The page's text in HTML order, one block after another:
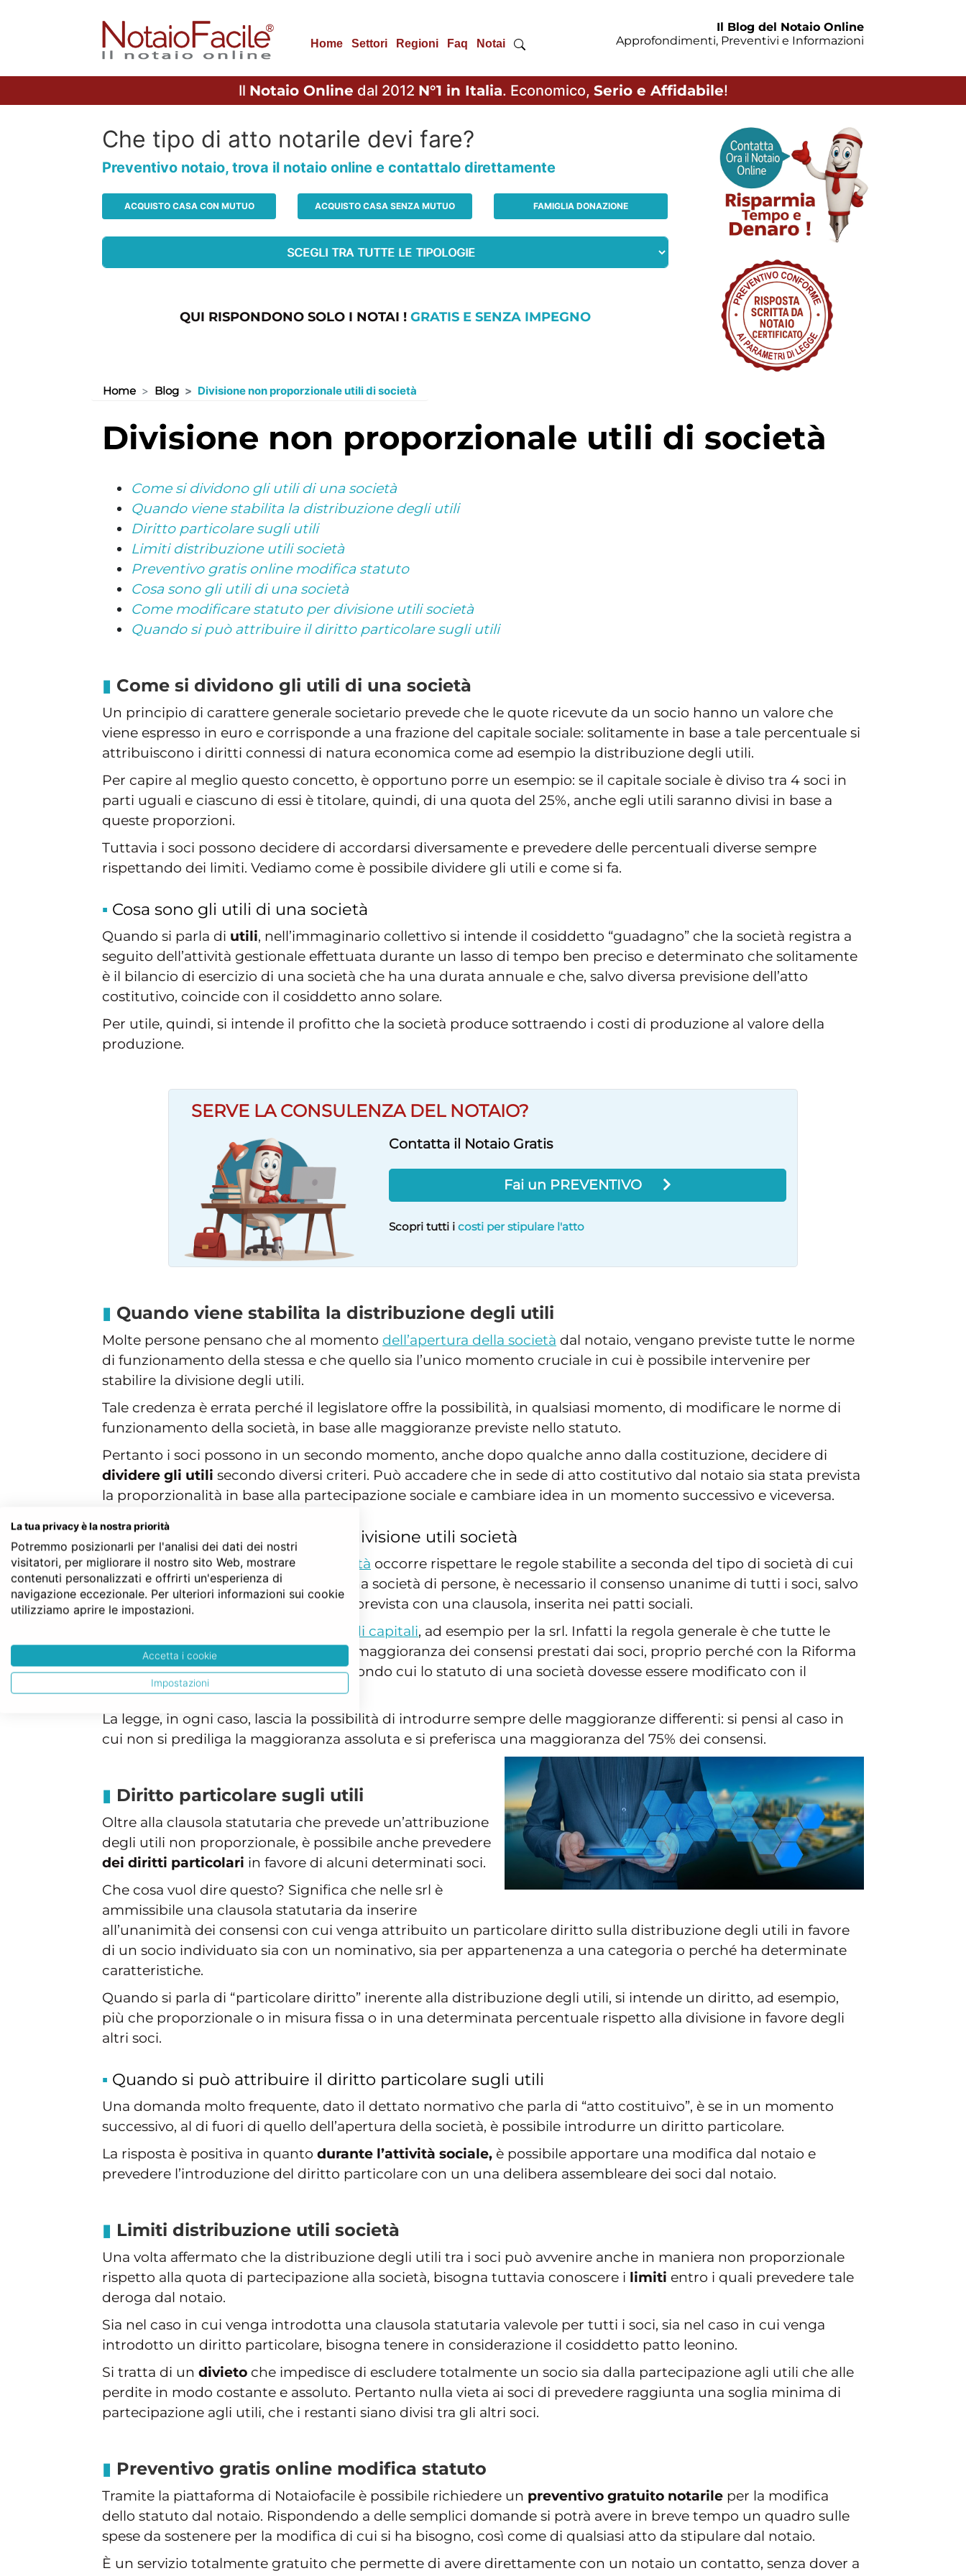
Home Settori Regioni Faq Notai
Il Blog del Notaio Online
Approfondimenti, Preventivi e Informazioni
Il Notaio Online dal 2012 N°1 in Italia. Economico, Serio e Affidabile!
Che tipo di atto notarile devi fare?
Preventivo notaio, trova il notaio online e contattalo direttamente
ACQUISTO CASA CON MUTUO ACQUISTO CASA SENZA MUTUO FAMIGLIA DONAZIONE
QUI RISPONDONO SOLO I NOTAI ! GRATIS E SENZA IMPEGNO
Home Blog Divisione non proporzionale utili di società
divisione non proporzionale utili di società
Come si dividono gli utili di una società
Quando viene stabilita la distribuzione degli utili
Diritto particolare sugli utili
Limiti distribuzione utili società
Preventivo gratis online modifica statuto
Cosa sono gli utili di una società
Come modificare statuto per divisione utili società
Quando si può attribuire il diritto particolare sugli utili
Come si dividono gli utili di una società
Un principio di carattere generale societario prevede che le quote ricevute da un socio hanno un valore che
viene espresso in euro e corrisponde a una frazione del capitale sociale: solitamente in base a tale percentuale si
attribuiscono i diritti connessi di natura economica come ad esempio la distribuzione degli utili.
Per capire al meglio questo concetto, è opportuno porre un esempio: se il capitale sociale è diviso tra 4 soci in
parti uguali e ciascuno di essi è titolare, quindi, di una quota del 25%, anche egli utili saranno divisi in base a
queste proporzioni.
Tuttavia i soci possono decidere di accordarsi diversamente e prevedere delle percentuali diverse sempre
rispettando dei limiti. Vediamo come è possibile dividere gli utili e come si fa.
Cosa sono gli utili di una società
Quando si parla di utili, nell’immaginario collettivo si intende il cosiddetto “guadagno” che la società registra a
seguito dell’attività gestionale effettuata durante un lasso di tempo ben preciso e determinato che solitamente
è il bilancio di esercizio di una società che ha una durata annuale e che, salvo diversa previsione dell’atto
costitutivo, coincide con il cosiddetto anno solare.
Per utile, quindi, si intende il profitto che la società produce sottraendo i costi di produzione al valore della
produzione.
SERVE LA CONSULENZA DEL NOTAIO?
Contatta il Notaio Gratis
Fai un PREVENTIVO
Scopri tutti icosti per stipulare l'atto
Quando viene stabilita la distribuzione degli utili
Molte persone pensano che al momento dell’apertura della società dal notaio, vengano previste tutte le norme
di funzionamento della stessa e che quello sia l’unico momento cruciale in cui è possibile intervenire per
stabilire la divisione degli utili.
Tale credenza è errata perché il legislatore offre la possibilità, in qualsiasi momento, di modificare le norme di
funzionamento della società, in base alle maggioranze previste nello statuto.
Pertanto i soci possono in un secondo momento, anche dopo qualche anno dalla costituzione, decidere di
dividere gli utili secondo diversi criteri. Può accadere che in sede di atto costitutivo dal notaio sia stata prevista
la proporzionalità in base alla partecipazione sociale e cambiare idea in un momento successivo e viceversa.
Come modificare statuto per divisione utili società
Permodificare lo statuto di una società occorre rispettare le regole stabilite a seconda del tipo di società di cui
si fa parte. Per esempio, nel caso di una società di persone, è necessario il consenso unanime di tutti i soci, salvo
naturalmente una diversa previsione prevista con una clausola, inserita nei patti sociali.
società di capitali, ad esempio per la srl. Infatti la regola generale è che tutte le
modifiche vengano apportate con la maggioranza dei consensi prestati dai soci, proprio perché con la Riforma
del 2003 è tramontato il principio secondo cui lo statuto di una società dovesse essere modificato con il
consenso di tutti i soci.
La legge, in ogni caso, lascia la possibilità di introdurre sempre delle maggioranze differenti: si pensi al caso in
cui non si prediliga la maggioranza assoluta e si preferisca una maggioranza del 75% dei consensi.
Diritto particolare sugli utili
Oltre alla clausola statutaria che prevede un’attribuzione
degli utili non proporzionale, è possibile anche prevedere
dei diritti particolari in favore di alcuni determinati soci.
Che cosa vuol dire questo? Significa che nelle srl è
ammissibile una clausola statutaria da inserire
all’unanimità dei consensi con cui venga attribuito un particolare diritto sulla distribuzione degli utili in favore
di un socio individuato sia con un nominativo, sia per appartenenza a una categoria o perché ha determinate
caratteristiche.
Quando si parla di “particolare diritto” inerente alla distribuzione degli utili, si intende un diritto, ad esempio,
più che proporzionale o in misura fissa o in una determinata percentuale rispetto alla divisione in favore degli
altri soci.
Quando si può attribuire il diritto particolare sugli utili
Una domanda molto frequente, dato il dettato normativo che parla di “atto costituivo”, è se in un momento
successivo, al di fuori di quello dell’apertura della società, è possibile introdurre un diritto particolare.
La risposta è positiva in quanto durante l’attività sociale, è possibile apportare una modifica dal notaio e
prevedere l’introduzione del diritto particolare con un una delibera assembleare dei soci dal notaio.
Limiti distribuzione utili società
Una volta affermato che la distribuzione degli utili tra i soci può avvenire anche in maniera non proporzionale
rispetto alla quota di partecipazione alla società, bisogna tuttavia conoscere i limiti entro i quali prevedere tale
deroga dal notaio.
Sia nel caso in cui venga introdotta una clausola statutaria valevole per tutti i soci, sia nel caso in cui venga
introdotto un diritto particolare, bisogna tenere in considerazione il cosiddetto patto leonino.
Si tratta di un divieto che impedisce di escludere totalmente un socio sia dalla partecipazione agli utili che alle
perdite in modo costante e assoluto. Pertanto nulla vieta ai soci di prevedere raggiunta una soglia minima di
partecipazione agli utili, che i restanti siano divisi tra gli altri soci.
Preventivo gratis online modifica statuto
Tramite la piattaforma di Notaiofacile è possibile richiedere un preventivo gratuito notarile per la modifica
dello statuto dal notaio. Rispondendo a delle semplici domande si potrà avere in breve tempo un quadro sulle
spese da sostenere per la modifica di cui si ha bisogno, così come di qualsiasi atto da stipulare dal notaio.
È un servizio totalmente gratuito che permette di avere direttamente con un notaio un contatto, senza dover a
La tua privacy è la nostra priorità
Potremmo posizionarli per l'analisi dei dati dei nostri
visitatori, per migliorare il nostro sito Web, mostrare
contenuti personalizzati e offrirti un'esperienza di
navigazione eccezionale. Per ulteriori informazioni sui cookie
utilizziamo aprire le impostazioni.
Accetta i cookie
Impostazioni